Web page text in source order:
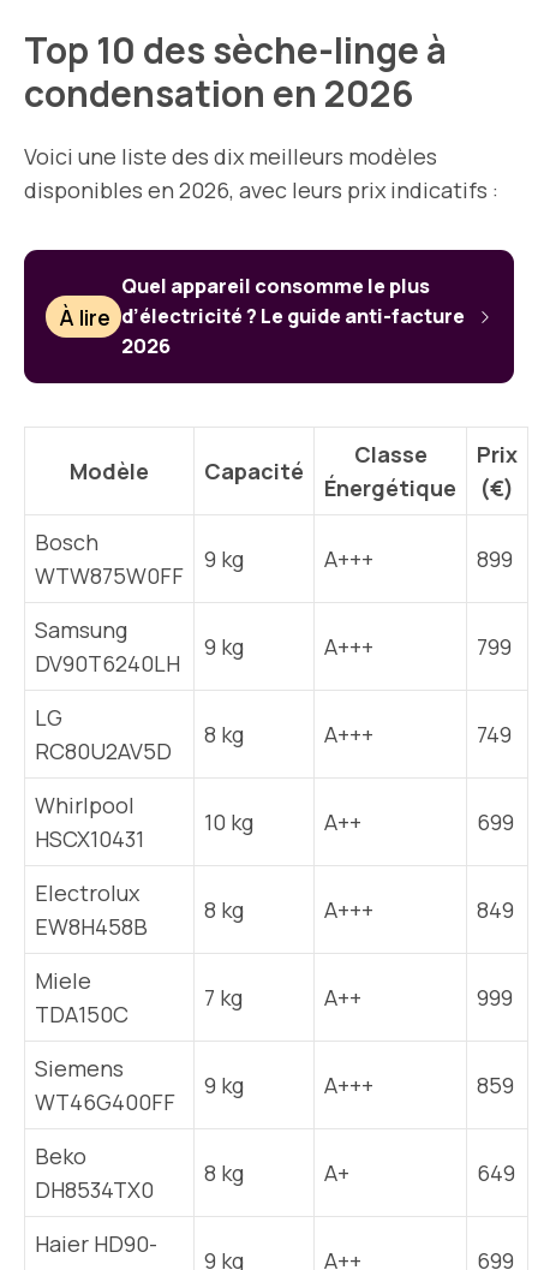
Top 10 des sèche-linge à
condensation en 2026
Voici une liste des dix meilleurs modèles
disponibles en 2026, avec leurs prix indicatifs :
À lire
Quel appareil consomme le plus
d’électricité ? Le guide anti-facture
2026
Modèle Capacité
Classe
Énergétique
Prix
(€)
Bosch
WTW875W0FF
9 kg A+++ 899
Samsung
DV90T6240LH
9 kg A+++ 799
LG
RC80U2AV5D
8 kg A+++ 749
Whirlpool
HSCX10431
10 kg A++ 699
Electrolux
EW8H458B
8 kg A+++ 849
Miele
TDA150C
7 kg A++ 999
Siemens
WT46G400FF
9 kg A+++ 859
Beko
DH8534TX0
8 kg A+ 649
Haier HD90-
9 kg A++ 699